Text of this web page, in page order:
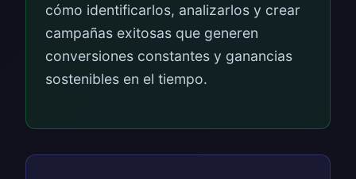
cómo identificarlos, analizarlos y crear
campañas exitosas que generen
conversiones constantes y ganancias
sostenibles en el tiempo.